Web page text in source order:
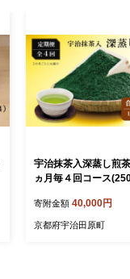
宇治抹茶入深蒸し煎
ヵ月毎４回コース
茶 緑茶 深むし 深蒸し
葉 宇治抹茶 抹茶 飲料
寄附金額 40,000円
京都府宇治田原町